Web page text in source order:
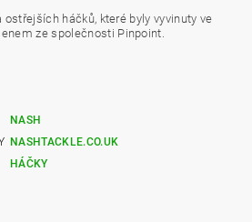
háčků, které byly vyvinuty ve
ze společnosti Pinpoint.
NASH
NASHTACKLE.CO.UK
HÁČKY